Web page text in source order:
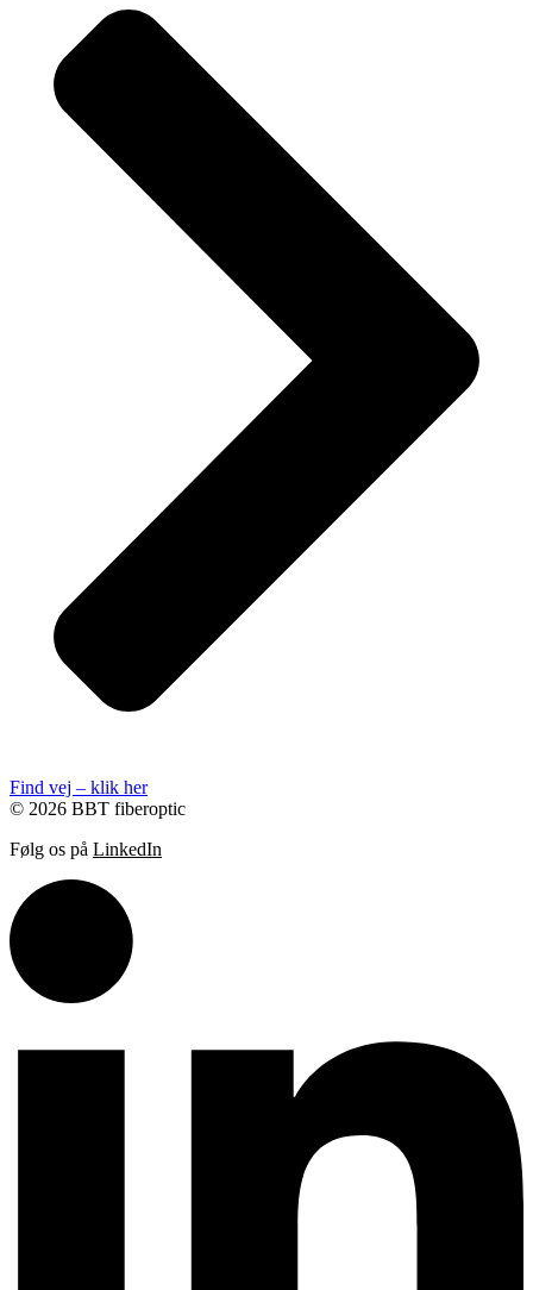
Find vej – klik her
© 2026 BBT fiberoptic
Følg os på LinkedIn